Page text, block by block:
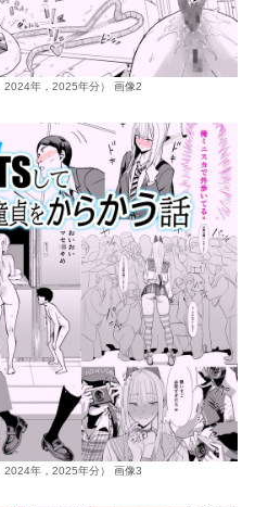
年，2025年分） 画像2
年，2025年分） 画像3